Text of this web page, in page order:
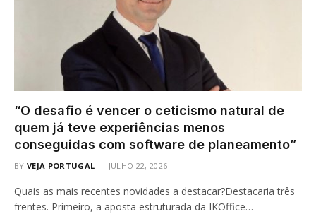
“O desafio é vencer o ceticismo natural de
quem já teve experiências menos
conseguidas com software de planeamento”
BY VEJA PORTUGAL JULHO 22, 2026
Quais as mais recentes novidades a destacar?Destacaria três
frentes. Primeiro, a aposta estruturada da IKOffice…